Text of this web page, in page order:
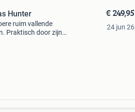
Hunter
ruim vallende
Praktisch door zijn
€ 249,95
24 jun 26